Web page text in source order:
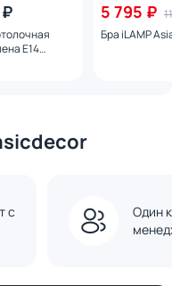
E14
5 795 ₽
Бра iLAMP
с
Один